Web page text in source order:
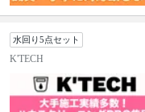
水回り5点セット
K'TECH